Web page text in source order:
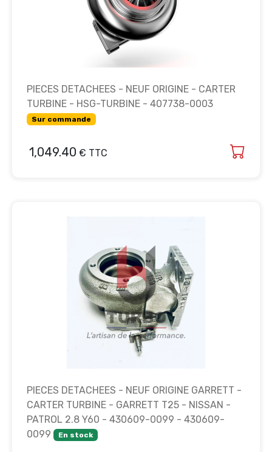
PIECES DETACHEES - NEUF ORIGINE - CARTER
TURBINE - HSG-TURBINE - 407738-0003
Sur commande
1,049.40 € TTC
PIECES DETACHEES - NEUF ORIGINE GARRETT -
CARTER TURBINE - GARRETT T25 - NISSAN -
PATROL 2.8 Y60 - 430609-0099 - 430609-
0099
En stock